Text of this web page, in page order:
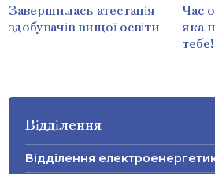
Завершилась атестація
здобувачів вищої освіти
Час
яка
тебе!
Відділення
Відділення